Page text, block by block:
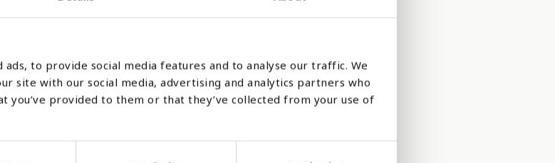
to provide social media features and to analyse our traffic. We
site with our social media, advertising and analytics partners who
provided to them or that they’ve collected from your use of
at måle, fordi der er mange
opgøres i denne indikatoren som